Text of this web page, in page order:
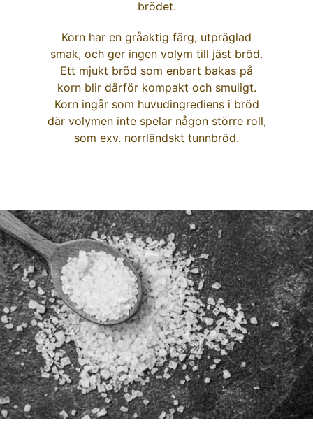
brödet.
Korn har en gråaktig färg, utpräglad
smak, och ger ingen volym till jäst bröd.
Ett mjukt bröd som enbart bakas på
korn blir därför kompakt och smuligt.
Korn ingår som huvudingrediens i bröd
där volymen inte spelar någon större roll,
som exv. norrländskt tunnbröd.